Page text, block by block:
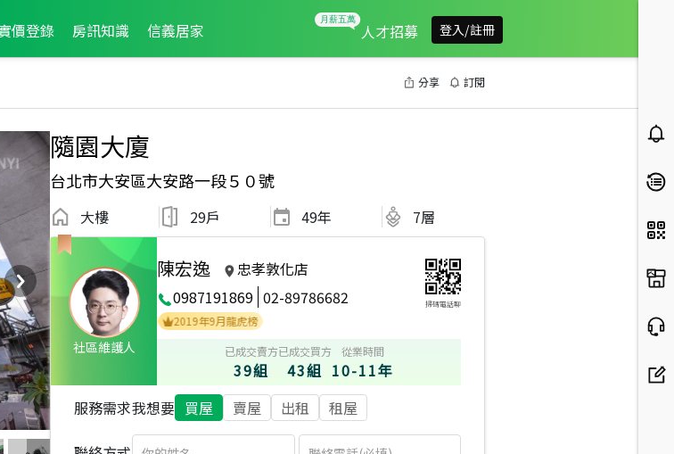
價登錄 房訊知識 信義居家 人才招募 登入/註冊
分享 訂閱
隨園大廈
台北市大安區大安路一段５０號
大樓 29戶 49年 7層
社區維護人
陳宏逸
忠孝敦化店
0987191869 02-89786682 掃碼電話聊
2021年7月龍虎榜
2019年9月龍虎榜
已成交賣方
39組
已成交買方
43組
從業時間
10-11年
服務需求我想要 買屋 賣屋 出租 租屋